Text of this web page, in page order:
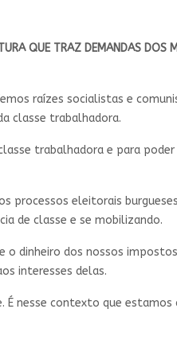
QUE TRAZ DEMANDAS
raízes socialistas e
classe trabalhadora.
trabalhadora e para
processos eleitorais
de classe e se mobilizando.
dinheiro dos nossos
interesses delas.
nesse contexto que